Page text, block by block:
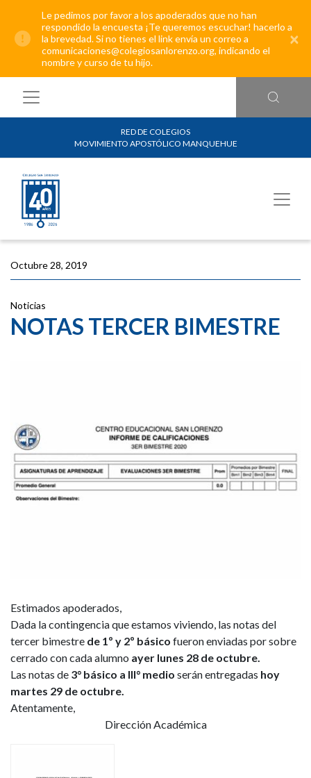
Le pedimos por favor a los apoderados que no han
respondido la encuesta ¡Te queremos escuchar! hacerlo a
la brevedad. Si no tienes el link envía un correo a
comunicaciones@colegiosanlorenzo.org, indicando el
nombre y curso de tu hijo.
×
RED DE COLEGIOS
MOVIMIENTO APOSTÓLICO MANQUEHUE
Octubre 28, 2019
Noticias
NOTAS TERCER BIMESTRE
Estimados apoderados,
Dada la contingencia que estamos viviendo, las notas del
tercer bimestre de 1º y 2º básico fueron enviadas por sobre
cerrado con cada alumno ayer lunes 28 de octubre.
Las notas de 3° básico a III° medio serán entregadas hoy
martes 29 de octubre.
Atentamente,
Dirección Académica